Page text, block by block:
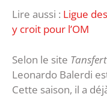
Lire aussi : Ligue
y croit pour l’OM
Selon le site
Leonardo Balerdi
Cette saison, il a